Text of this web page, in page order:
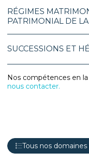
RÉGIMES
PATRIMONIAL DE
SUCCESSIONS ET
Nos compétences en
nous contacter.